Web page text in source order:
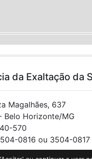
da Exaltação da
Magalhães, 637
Belo Horizonte/MG
570
0816 ou 3504-0817